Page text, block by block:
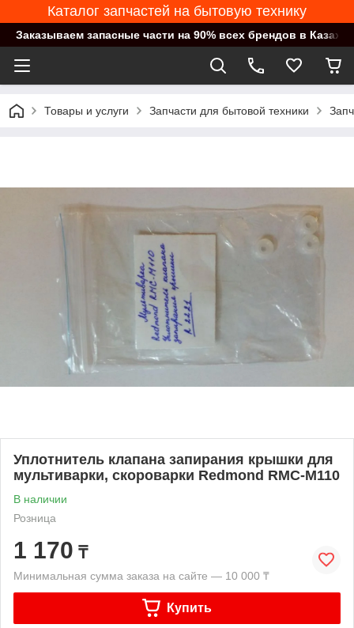
Каталог запчастей на бытовую технику
Заказываем запасные части на 90% всех брендов в
Товары и услуги Запчасти для бытовой техники
Уплотнитель клапана запирания крышки для
мультиварки, скороварки Redmond RMC-M110
В наличии
Розница
1 170 ₸
Минимальная сумма заказа на сайте — 10 000 ₸
Купить